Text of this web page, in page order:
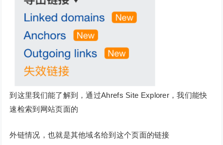
到这里我们能了解到，通过Ahrefs Site Explorer，我们能快
速检索到网站页面的
外链情况，也就是其他域名给到这个页面的链接